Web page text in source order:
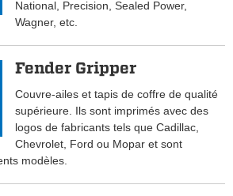
National, Precision, Sealed Power,
Wagner, etc.
Fender Gripper
Couvre-ailes et tapis de coffre de qualité
supérieure. Ils sont imprimés avec des
logos de fabricants tels que Cadillac,
Chevrolet, Ford ou Mopar et sont
modèles.